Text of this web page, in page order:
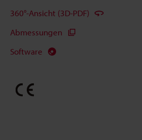
360°-Ansicht (3D-PDF)
Abmessungen
Software